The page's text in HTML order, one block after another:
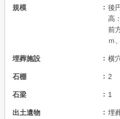
規模
後
高
前
ｍ
埋葬施設 横
石棚 2
石梁 1
出土遺物
埋